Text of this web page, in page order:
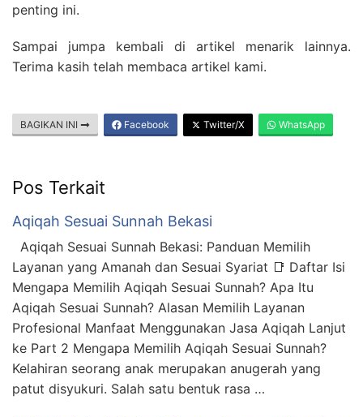
penting ini.
Sampai jumpa kembali di artikel menarik lainnya.
Terima kasih telah membaca artikel kami.
BAGIKAN INI Facebook Twitter/X WhatsApp
Pos Terkait
Aqiqah Sesuai Sunnah Bekasi
Aqiqah Sesuai Sunnah Bekasi: Panduan Memilih
Layanan yang Amanah dan Sesuai Syariat 📑 Daftar Isi
Mengapa Memilih Aqiqah Sesuai Sunnah? Apa Itu
Aqiqah Sesuai Sunnah? Alasan Memilih Layanan
Profesional Manfaat Menggunakan Jasa Aqiqah Lanjut
ke Part 2 Mengapa Memilih Aqiqah Sesuai Sunnah?
Kelahiran seorang anak merupakan anugerah yang
patut disyukuri. Salah satu bentuk rasa …